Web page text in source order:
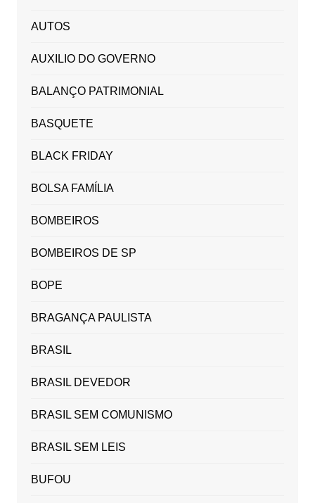
AUTOS
AUXILIO DO GOVERNO
BALANÇO PATRIMONIAL
BASQUETE
BLACK FRIDAY
BOLSA FAMÍLIA
BOMBEIROS
BOMBEIROS DE SP
BOPE
BRAGANÇA PAULISTA
BRASIL
BRASIL DEVEDOR
BRASIL SEM COMUNISMO
BRASIL SEM LEIS
BUFOU